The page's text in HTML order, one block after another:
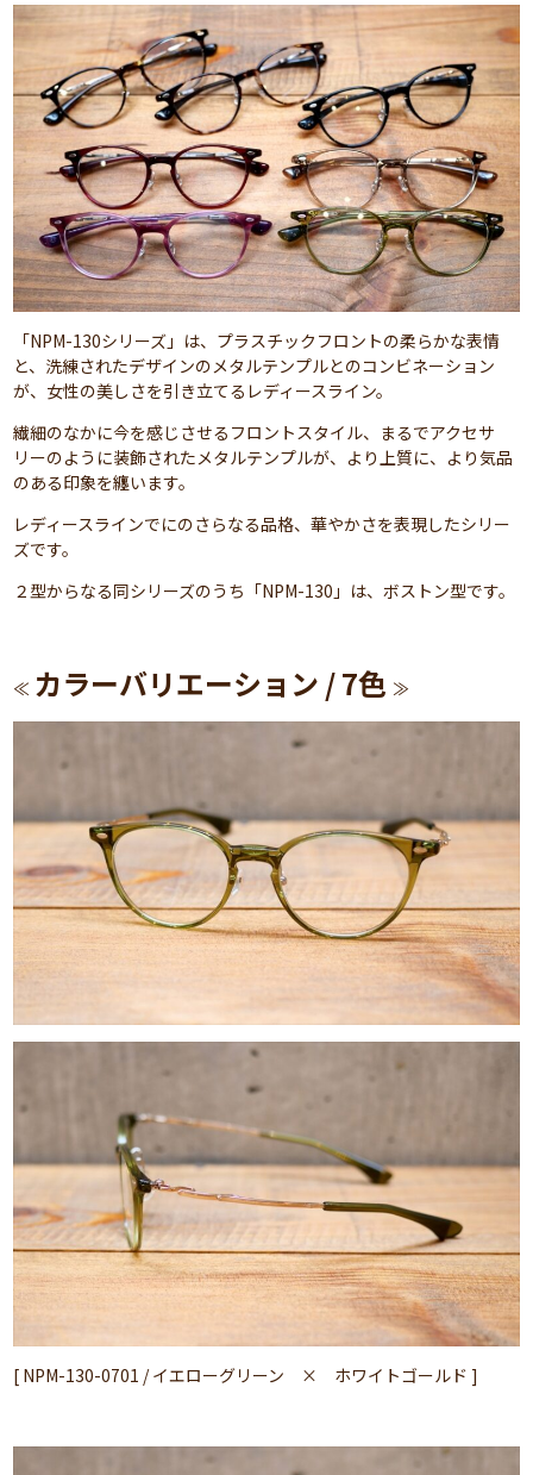
「NPM-130シリーズ」は、プラスチックフロントの柔らかな表情
と、洗練されたデザインのメタルテンプルとのコンビネーション
が、女性の美しさを引き立てるレディースライン。
繊細のなかに今を感じさせるフロントスタイル、まるでアクセサ
リーのように装飾されたメタルテンプルが、より上質に、より気品
のある印象を纏います。
レディースラインでにのさらなる品格、華やかさを表現したシリー
ズです。
２型からなる同シリーズのうち「NPM-130」は、ボストン型です。
≪ カラーバリエーション / 7色 ≫
[ NPM-130-0701 / イエローグリーン × ホワイトゴールド ]